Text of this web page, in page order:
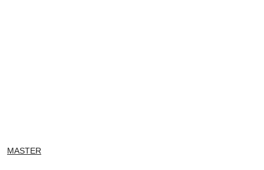
NAZWA
PRODUCENTA:
MASTER